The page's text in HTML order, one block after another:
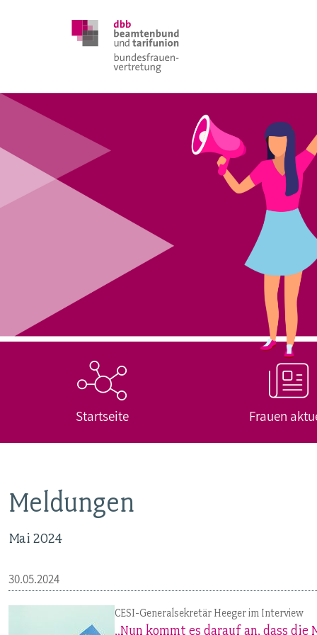
DBB FRAUEN
BUNDESTAGSWAHL 2025
SCHWERPUNKTTHEMEN
PUBLIKATIONEN
TERMINE & VERANSTALTUNGEN
MITGLIEDSCHAFT & SERVICE
Startseite Frauen
Meldungen
Mai 2024
30.05.2024
CESI-Generalsekretär Heeger im Interview
„Nun kommt es darauf an, dass